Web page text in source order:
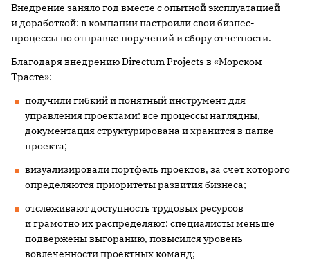
Внедрение заняло год вместе с опытной эксплуатацией
и доработкой: в компании настроили свои бизнес-
процессы по отправке поручений и сбору отчетности.
Благодаря внедрению Directum Projects в «Морском
Трасте»:
получили гибкий и понятный инструмент для
управления проектами: все процессы наглядны,
документация структурирована и хранится в папке
проекта;
визуализировали портфель проектов, за счет которого
определяются приоритеты развития бизнеса;
отслеживают доступность трудовых ресурсов
и грамотно их распределяют: специалисты меньше
подвержены выгоранию, повысился уровень
вовлеченности проектных команд;